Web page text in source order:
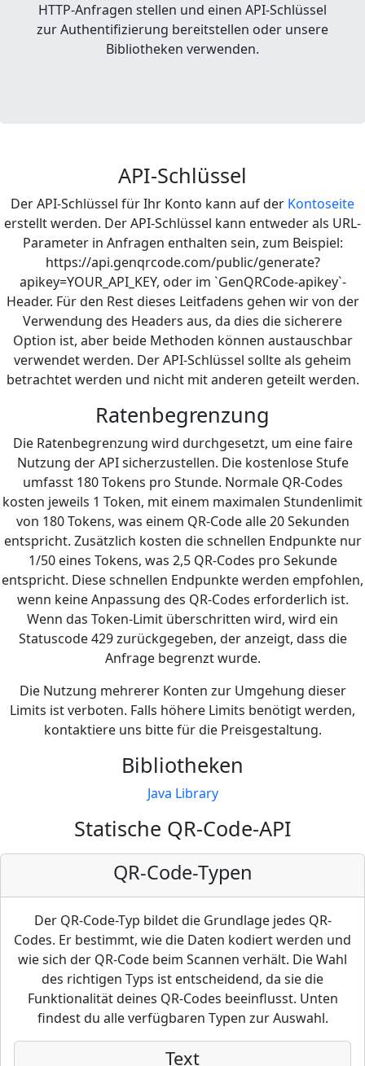
HTTP-Anfragen stellen und einen API-Schlüssel
zur Authentifizierung bereitstellen oder unsere
Bibliotheken verwenden.
API-Schlüssel
Der API-Schlüssel für Ihr Konto kann auf der Kontoseite
erstellt werden. Der API-Schlüssel kann entweder als URL-
Parameter in Anfragen enthalten sein, zum Beispiel:
https://api.genqrcode.com/public/generate?
apikey=YOUR_API_KEY, oder im `GenQRCode-apikey`-
Header. Für den Rest dieses Leitfadens gehen wir von der
Verwendung des Headers aus, da dies die sicherere
Option ist, aber beide Methoden können austauschbar
verwendet werden. Der API-Schlüssel sollte als geheim
betrachtet werden und nicht mit anderen geteilt werden.
Ratenbegrenzung
Die Ratenbegrenzung wird durchgesetzt, um eine faire
Nutzung der API sicherzustellen. Die kostenlose Stufe
umfasst 180 Tokens pro Stunde. Normale QR-Codes
kosten jeweils 1 Token, mit einem maximalen Stundenlimit
von 180 Tokens, was einem QR-Code alle 20 Sekunden
entspricht. Zusätzlich kosten die schnellen Endpunkte nur
1/50 eines Tokens, was 2,5 QR-Codes pro Sekunde
entspricht. Diese schnellen Endpunkte werden empfohlen,
wenn keine Anpassung des QR-Codes erforderlich ist.
Wenn das Token-Limit überschritten wird, wird ein
Statuscode 429 zurückgegeben, der anzeigt, dass die
Anfrage begrenzt wurde.
Die Nutzung mehrerer Konten zur Umgehung dieser
Limits ist verboten. Falls höhere Limits benötigt werden,
kontaktiere uns bitte für die Preisgestaltung.
Bibliotheken
Java Library
Statische QR-Code-API
QR-Code-Typen
Der QR-Code-Typ bildet die Grundlage jedes QR-
Codes. Er bestimmt, wie die Daten kodiert werden und
wie sich der QR-Code beim Scannen verhält. Die Wahl
des richtigen Typs ist entscheidend, da sie die
Funktionalität deines QR-Codes beeinflusst. Unten
findest du alle verfügbaren Typen zur Auswahl.
Text